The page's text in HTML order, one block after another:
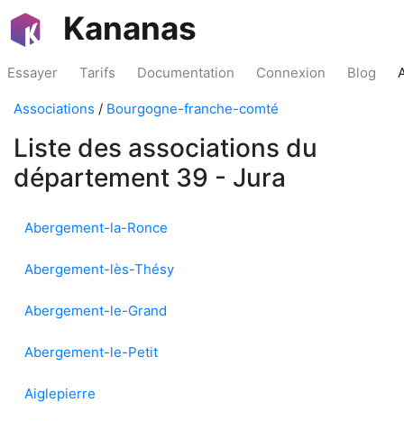
Kananas
Essayer Tarifs Documentation Connexion Blog
Associations / Bourgogne-franche-comté
Liste des associations du
département 39 - Jura
Abergement-la-Ronce
Abergement-lès-Thésy
Abergement-le-Grand
Abergement-le-Petit
Aiglepierre